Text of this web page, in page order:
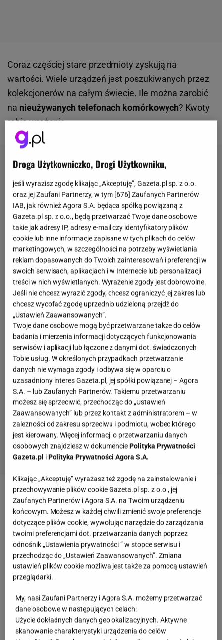
Coraz częściej stare przedmioty zyskują na
wartości. Wiele urządzeń jest poszukiwanych przez
kolekcjonerów na całym świecie. Ile można zarobić
na nieużywanych telefonach komórkowych? Kwoty
robią wrażenie.
Zobacz wideoNajlepszy banknot kolekcjonerski
2021 roku – „Lech Kaczyński. Warto być Polakiem"
Więcej podobnych artykułów przeczytasz na stronie
głównejGazeta.pl
Stare telefony to prawdziwy skarb kolekcjonerski.
Jeżeli je sprzedasz, będziesz bogaty
Jeżeli nie sprzedawałeś lub oddawałeś swoich
poprzednich telefonów komórkowych, możesz
Droga Użytkowniczko, Drogi Użytkowniku,
jeśli wyrazisz zgodę klikając „Akceptuję”, Gazeta.pl sp. z o.o.
oraz jej Zaufani Partnerzy, w tym [676] Zaufanych Partnerów
IAB, jak również Agora S.A. będąca spółką powiązaną z
Gazeta.pl sp. z o.o., będą przetwarzać Twoje dane osobowe
takie jak adresy IP, adresy e-mail czy identyfikatory plików
cookie lub inne informacje zapisane w tych plikach do celów
marketingowych, w szczególności na potrzeby wyświetlania
reklam dopasowanych do Twoich zainteresowań i preferencji w
swoich serwisach, aplikacjach i w Internecie lub personalizacji
treści w nich wyświetlanych. Wyrażenie zgody jest dobrowolne.
Jeśli nie chcesz wyrazić zgody, chcesz ograniczyć jej zakres lub
chcesz wycofać zgodę uprzednio udzieloną przejdź do
„Ustawień Zaawansowanych”.
Twoje dane osobowe mogą być przetwarzane także do celów
badania i mierzenia informacji dotyczących funkcjonowania
serwisów i aplikacji lub łączone z danymi dot. świadczonych
Tobie usług. W określonych przypadkach przetwarzanie
danych nie wymaga zgody i odbywa się w oparciu o
uzasadniony interes Gazeta.pl, jej spółki powiązanej – Agora
S.A. – lub Zaufanych Partnerów. Takiemu przetwarzaniu
możesz się sprzeciwić, przechodząc do „Ustawień
Zaawansowanych” lub przez kontakt z administratorem – w
zależności od zakresu sprzeciwu i podmiotu, wobec którego
jest kierowany. Więcej informacji o przetwarzaniu danych
osobowych znajdziesz w dokumenciePolityka Prywatności
Gazeta.pl iPolityka Prywatności Agora S.A.
Klikając „Akceptuję” wyrażasz też zgodę na zainstalowanie i
przechowywanie plików cookie Gazeta.pl sp. z o.o., jej
Zaufanych Partnerów i Agora S.A. na Twoim urządzeniu
końcowym. Możesz w każdej chwili zmienić swoje preferencje
dotyczące plików cookie, wywołując narzędzie do zarządzania
twoimi preferencjami dot. przetwarzania danych poprzez
odnośnik „Ustawienia prywatności ” w stopce serwisu i
przechodząc do „Ustawień Zaawansowanych”. Zmiana
ustawień plików cookie możliwa jest także za pomocą ustawień
przeglądarki.
My, nasi Zaufani Partnerzy i Agora S.A. możemy przetwarzać
dane osobowe w następujących celach:
Użycie dokładnych danych geolokalizacyjnych. Aktywne
skanowanie charakterystyki urządzenia do celów